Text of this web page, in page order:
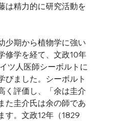
は精力的に研究活動を
少期から植物学に強い
修学を経て、文政10年
ツ人医師シーボルトに
びました。シーボルト
く評価し、「余は圭介
た圭介氏は余の師であ
す。文政12年（1829